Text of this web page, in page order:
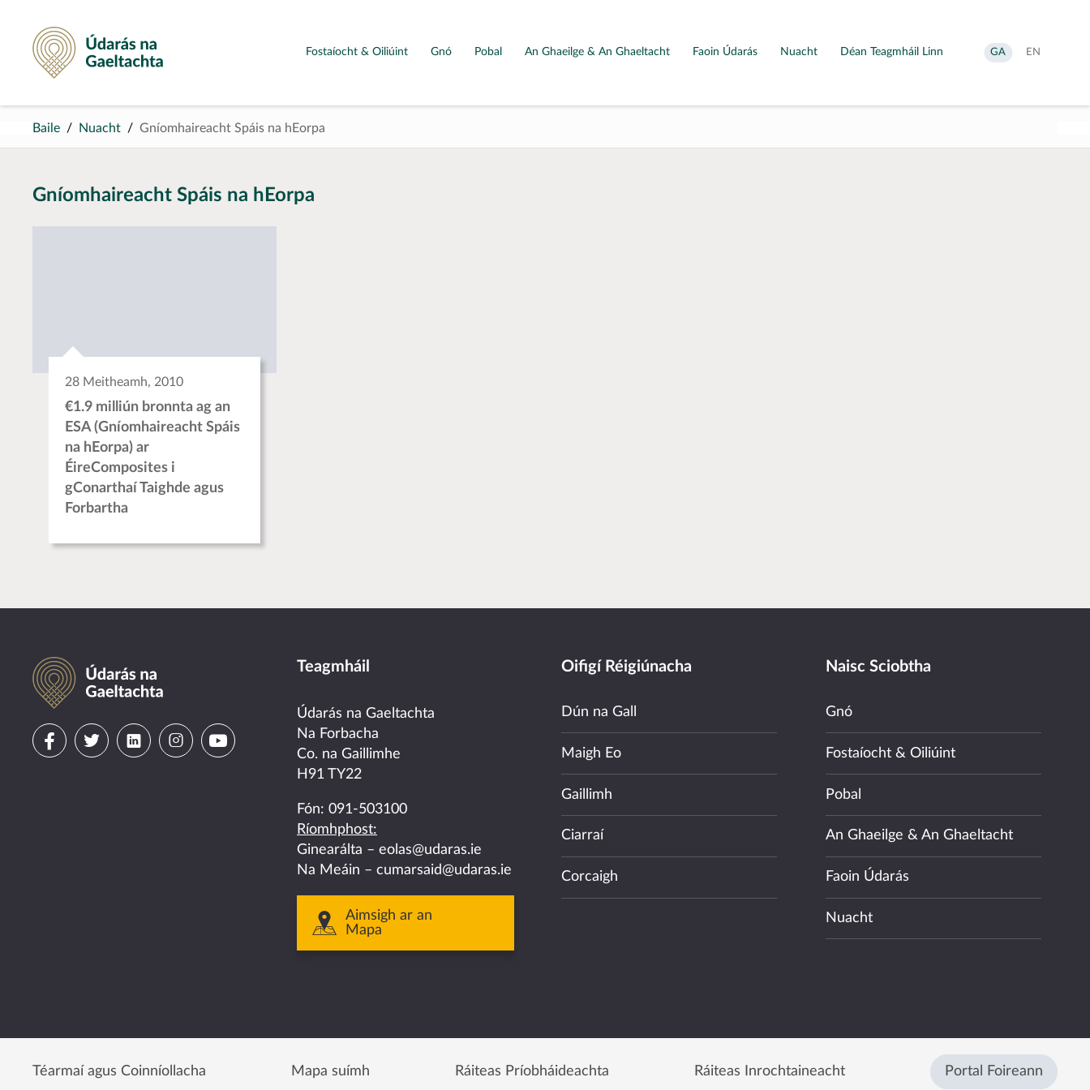
Údarás na Gaeltachta
Fostaíocht & Oiliúint Gnó Pobal An Ghaeilge & An Ghaeltacht Faoin Údarás Nuacht Déan Teagmháil Linn
Aistrigh
go
GA
Change
EN
Baile Nuacht Gníomhaireacht Spáis na hEorpa
Gníomhaireacht Spáis na hEorpa
28 Meitheamh, 2010
€1.9 milliún bronnta ag an
ESA (Gníomhaireacht Spáis
na hEorpa) ar
ÉireComposites i
gConarthaí Taighde agus
Forbartha
Údarás na Gaeltachta
VisitVisitVisitVisit
instagram
Visit
youtube
Teagmháil
Údarás na Gaeltachta
Na Forbacha
Co. na Gaillimhe
H91 TY22
Fón: 091-503100
Ríomhphost:
Ginearálta – eolas@udaras.ie
Na Meáin – cumarsaid@udaras.ie
Aimsigh ar an
Mapa
Oifigí Réigiúnacha
Dún na Gall
Maigh Eo
Gaillimh
Ciarraí
Corcaigh
Naisc Sciobtha
Gnó
Fostaíocht & Oiliúint
Pobal
An Ghaeilge & An Ghaeltacht
Faoin Údarás
Nuacht
Téarmaí agus Coinníollacha Mapa suímh Ráiteas Príobháideachta Ráiteas Inrochtaineacht Portal Foireann